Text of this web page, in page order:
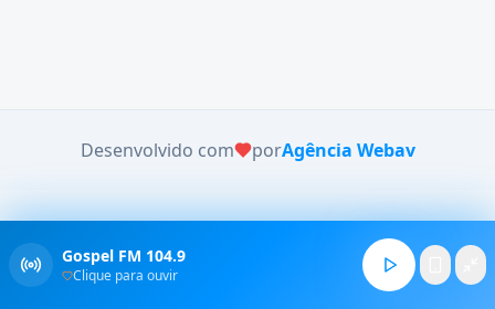
Desenvolvido com porAgência Webav
Gospel FM 104.9
Clique para ouvir